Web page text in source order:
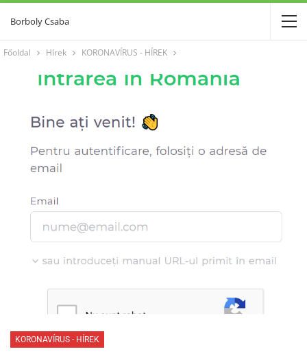
Borboly Csaba
Főoldal Hírek KORONAVÍRUS - HÍREK
KORONAVÍRUS - HÍREK